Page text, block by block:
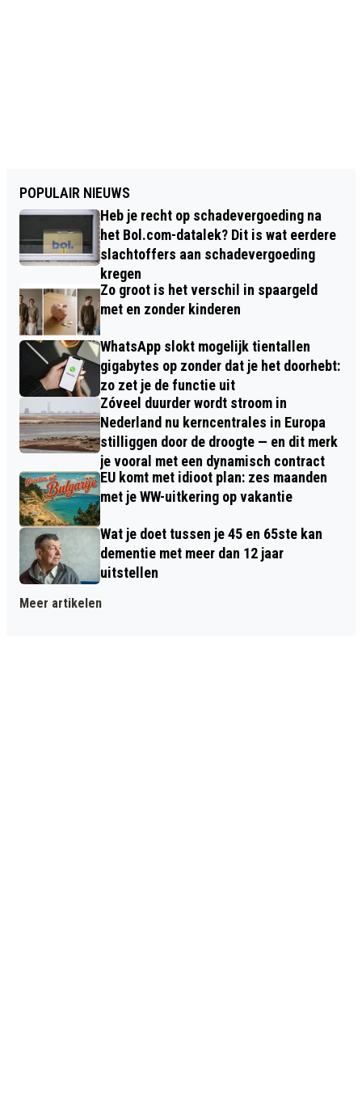
POPULAIR NIEUWS
Heb je recht op schadevergoeding na
het Bol.com-datalek? Dit is wat eerdere
slachtoffers aan schadevergoeding
kregen
Zo groot is het verschil in spaargeld
met en zonder kinderen
WhatsApp slokt mogelijk tientallen
gigabytes op zonder dat je het doorhebt:
zo zet je de functie uit
Zóveel duurder wordt stroom in
Nederland nu kerncentrales in Europa
stilliggen door de droogte — en dit merk
je vooral met een dynamisch contract
EU komt met idioot plan: zes maanden
met je WW-uitkering op vakantie
Wat je doet tussen je 45 en 65ste kan
dementie met meer dan 12 jaar
uitstellen
Meer artikelen